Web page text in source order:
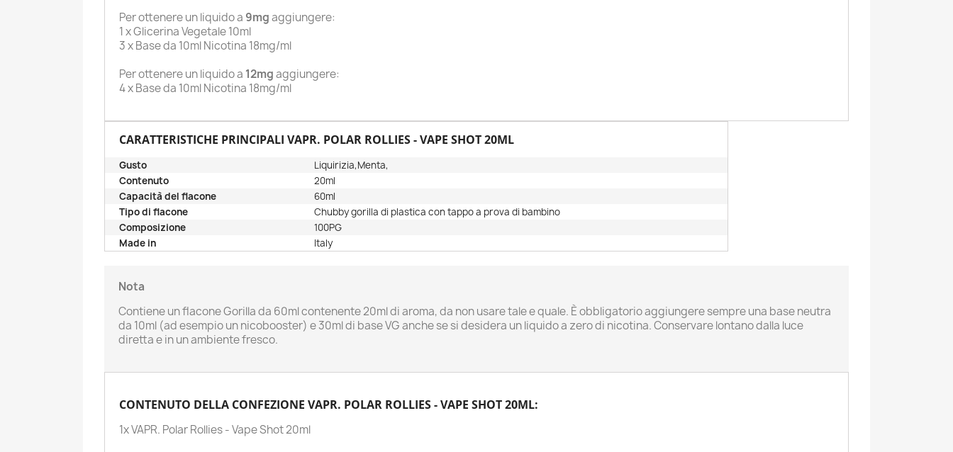
Aggiungi alla lista dei desideri
Crea lista dei desideri
Nome lista dei desideri
Accedi
Devi avere effettuato l'accesso per salvare dei prodotti nella tua lista
dei desideri.
Per ottenere un liquido a 9mgaggiungere:
1 x Glicerina Vegetale 10ml
3 x Base da 10ml Nicotina 18mg/ml
Per ottenere un liquido a 12mgaggiungere:
4 x Base da 10ml Nicotina 18mg/ml
CARATTERISTICHE PRINCIPALI VAPR. POLAR ROLLIES - VAPE SHOT 20ML
Gusto
Liquirizia,Menta,
Contenuto
20ml
Capacità del flacone
60ml
Tipo di flacone
Chubby gorilla di plastica con tappo a prova di bambino
Composizione
100PG
Made in
Italy
Nota
Contiene un flacone Gorilla da 60ml contenente 20ml di aroma, da non usare tale e quale. È obbligatorio aggiungere sempre una base neutra
da 10ml (ad esempio un nicobooster) e 30ml di base VG anche se si desidera un liquido a zero di nicotina. Conservare lontano dalla luce
diretta e in un ambiente fresco.
CONTENUTO DELLA CONFEZIONE VAPR. POLAR ROLLIES - VAPE SHOT 20ML:
1x VAPR. Polar Rollies - Vape Shot 20ml